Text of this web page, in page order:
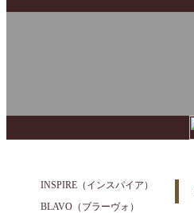
INSPIRE（インスパイア）
BLAVO（ブラーヴォ）